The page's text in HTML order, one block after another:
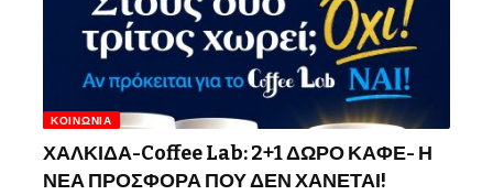
ΚΟΙΝΩΝΊΑ
ΧΑΛΚΙΔΑ-Coffee Lab: 2+1 ΔΩΡΟ ΚΑΦΕ- Η
ΝΕΑ ΠΡΟΣΦΟΡΑ ΠΟΥ ΔΕΝ ΧΑΝΕΤΑΙ!